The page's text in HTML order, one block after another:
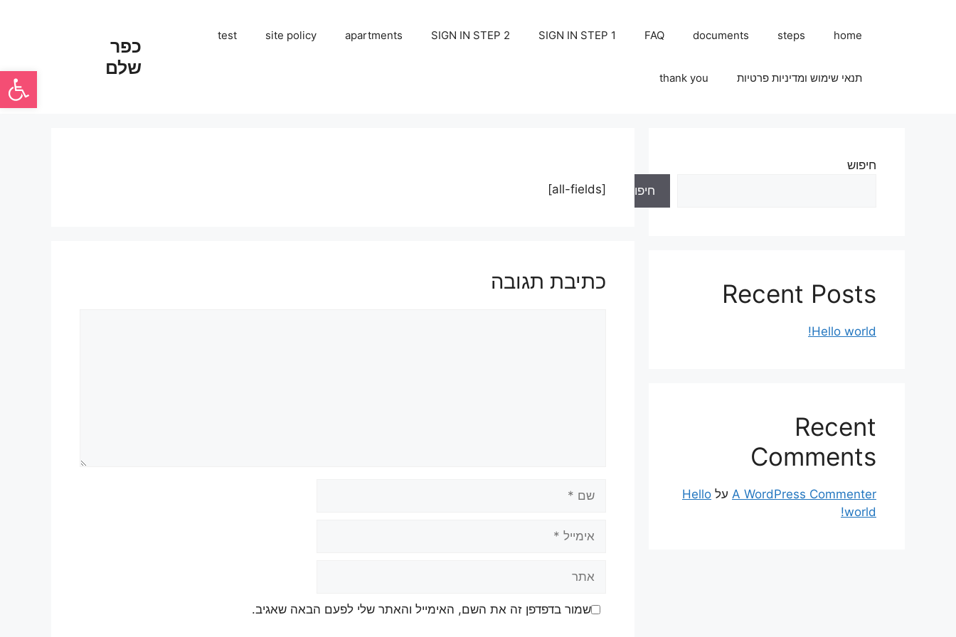
פתח
כפר
שלם
home
steps
documents
FAQ
SIGN IN STEP 1
SIGN IN STEP 2
apartments
site policy
test
תנאי שימוש ומדיניות פרטיות thank you
[all-fields]
כתיבת תגובה
שמור בדפדפן זה את השם, האימייל והאתר שלי לפעם הבאה שאגיב.
חיפוש
חיפוש
Recent Posts
Hello world!
Recent
Comments
A WordPress Commenter על Hello
world!